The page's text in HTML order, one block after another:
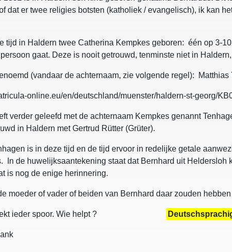
dat er twee religies botsten (katholiek / evangelisch), ik kan
tijd in Haldern twee Catherina Kempkes geboren: één op 3-
gaat. Deze is nooit getrouwd, tenminste niet in
(vandaar de achternaam, zie volgende regel): Matthias
online.eu/en/deutschland/muenster/haldern-st-georg/
verder geleefd met de achternaam Kempkes genannt
in Haldern met Gertrud Rütter (Grüter).
is in deze tijd en de tijd ervoor in redelijke getale
In de huwelijksaantekening staat dat Bernhard uit
is nog de enige herinnering.
moeder of vader of beiden van Bernhard daar zouden
ieder spoor. Wie helpt ?